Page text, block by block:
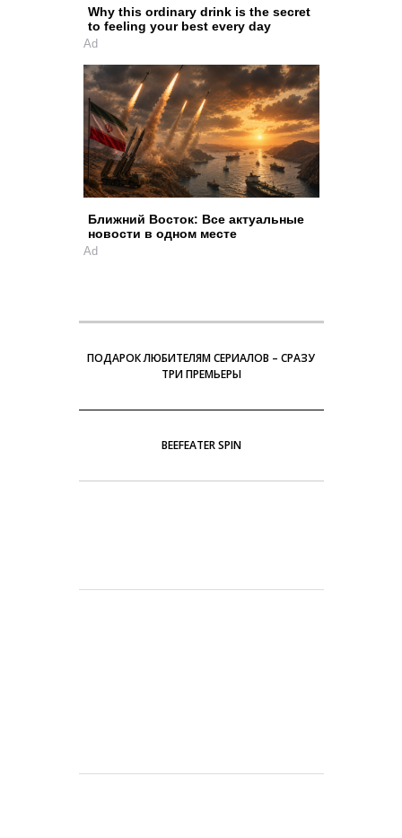
Why this ordinary drink is the secret
to feeling your best every day
Ad
Ближний Восток: Все актуальные
новости в одном месте
Ad
ПОДАРОК ЛЮБИТЕЛЯМ СЕРИАЛОВ – СРАЗУ
ТРИ ПРЕМЬЕРЫ
BEEFEATER SPIN